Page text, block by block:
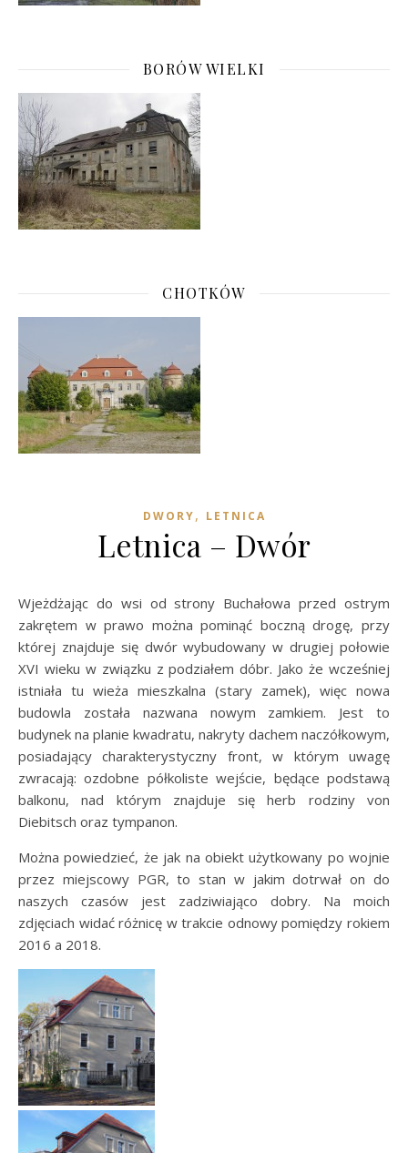
BORÓW WIELKI
CHOTKÓW
DWORY, LETNICA
Letnica – Dwór
Wjeżdżając do wsi od strony Buchałowa przed ostrym
zakrętem w prawo można pominąć boczną drogę, przy
której znajduje się dwór wybudowany w drugiej połowie
XVI wieku w związku z podziałem dóbr. Jako że wcześniej
istniała tu wieża mieszkalna (stary zamek), więc nowa
budowla została nazwana nowym zamkiem. Jest to
budynek na planie kwadratu, nakryty dachem naczółkowym,
posiadający charakterystyczny front, w którym uwagę
zwracają: ozdobne półkoliste wejście, będące podstawą
balkonu, nad którym znajduje się herb rodziny von
Diebitsch oraz tympanon.
Można powiedzieć, że jak na obiekt użytkowany po wojnie
przez miejscowy PGR, to stan w jakim dotrwał on do
naszych czasów jest zadziwiająco dobry. Na moich
zdjęciach widać różnicę w trakcie odnowy pomiędzy rokiem
2016 a 2018.